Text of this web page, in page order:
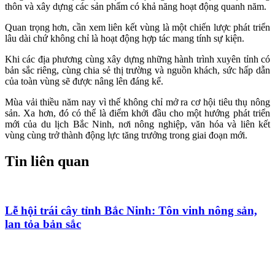
thôn và xây dựng các sản phẩm có khả năng hoạt động quanh năm.
Quan trọng hơn, cần xem liên kết vùng là một chiến lược phát triển
lâu dài chứ không chỉ là hoạt động hợp tác mang tính sự kiện.
Khi các địa phương cùng xây dựng những hành trình xuyên tỉnh có
bản sắc riêng, cùng chia sẻ thị trường và nguồn khách, sức hấp dẫn
của toàn vùng sẽ được nâng lên đáng kể.
Mùa vải thiều năm nay vì thế không chỉ mở ra cơ hội tiêu thụ nông
sản. Xa hơn, đó có thể là điểm khởi đầu cho một hướng phát triển
mới của du lịch Bắc Ninh, nơi nông nghiệp, văn hóa và liên kết
vùng cùng trở thành động lực tăng trưởng trong giai đoạn mới.
Tin liên quan
Lễ hội trái cây tỉnh Bắc Ninh: Tôn vinh nông sản,
lan tỏa bản sắc